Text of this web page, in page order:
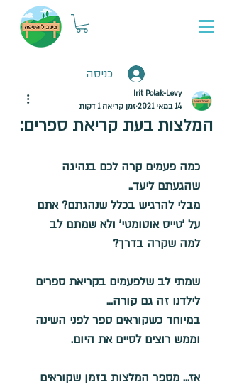
כניסה
המלצות בעת קריאת ספרים:
Irit Polak-Levy
14 במאי 2021
זמן קריאה 1 דקות
כמה פעמים קרה לכם בנהיגה
שהגעתם ליעד..
מבלי להרגיש בכלל שנהגתם? אתם
על 'טייס אוטומטי' ולא שמתם לב
למה שקרה בדרך?
שמתי לב שלפעמים בקריאת ספרים
לילדנו זה גם קורה...
במיוחד כשקוראים ספר לפני השינה
וממש רוצים לסיים את היום.
אז... מספר המלצות בזמן שקוראים